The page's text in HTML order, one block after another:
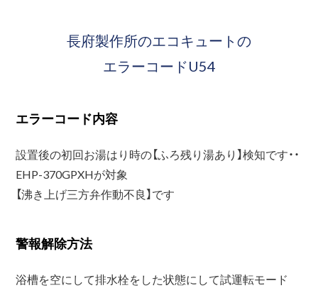
長府製作所のエコキュートの
エラーコードU54
エラーコード内容
設置後の初回お湯はり時の【ふろ残り湯あり】検知です・・
EHP-370GPXHが対象
【沸き上げ三方弁作動不良】です
警報解除方法
浴槽を空にして排水栓をした状態にして試運転モード